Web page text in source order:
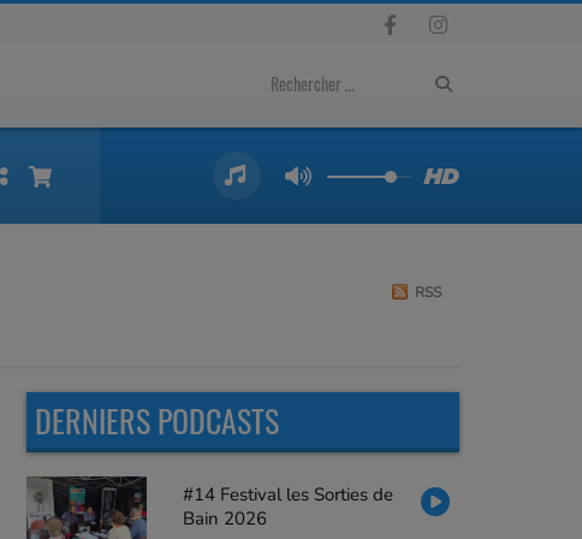
RSS
DERNIERS PODCASTS
#14 Festival les Sorties de
Bain 2026